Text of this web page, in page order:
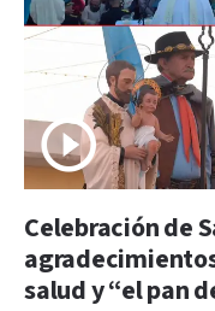
Celebración de
salud y “el pan